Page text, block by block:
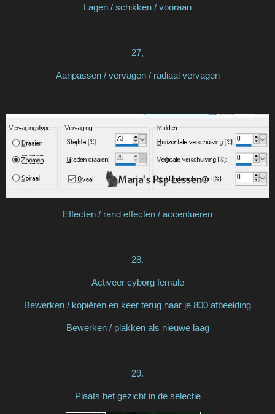
Lagen / schikken / vooraan
27,
Aanpassen / vervagen / radiaal vervagen
Effecten / rand effecten / accentueren
28.
Activeer cyborg female
Bewerken / kopiëren en keer terug naar je 800 afbeelding
Bewerken / plakken als nieuwe laag
29.
Plaats het gezicht in de selectie